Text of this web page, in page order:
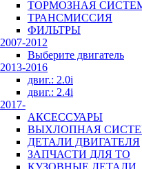
ТОРМОЗНАЯ
ТРАНСМИССИЯ
ФИЛЬТРЫ
2007-2012
Выберите двигатель
2013-2016
двиг.: 2.0i
двиг.: 2.4i
2017-
АКСЕССУАРЫ
ВЫХЛОПНАЯ
ДЕТАЛИ ДВИГАТЕЛЯ
ЗАПЧАСТИ ДЛЯ ТО
КУЗОВНЫЕ ДЕТАЛИ